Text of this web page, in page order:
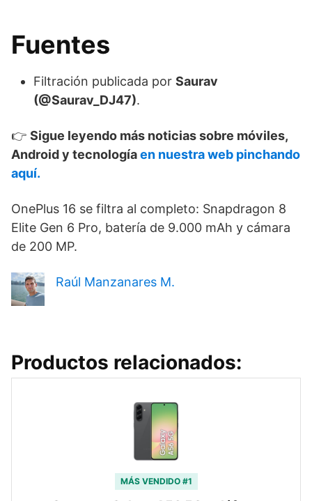
Fuentes
Filtración publicada por Saurav
(@Saurav_DJ47).
👉 Sigue leyendo más noticias sobre móviles,
Android y tecnologíaen nuestra web pinchando
aquí.
OnePlus 16 se filtra al completo: Snapdragon 8
Elite Gen 6 Pro, batería de 9.000 mAh y cámara
de 200 MP.
Raúl Manzanares M.
Productos relacionados:
MÁS VENDIDO #1